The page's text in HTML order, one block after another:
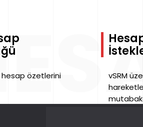
hesap özetlerini
vSRM